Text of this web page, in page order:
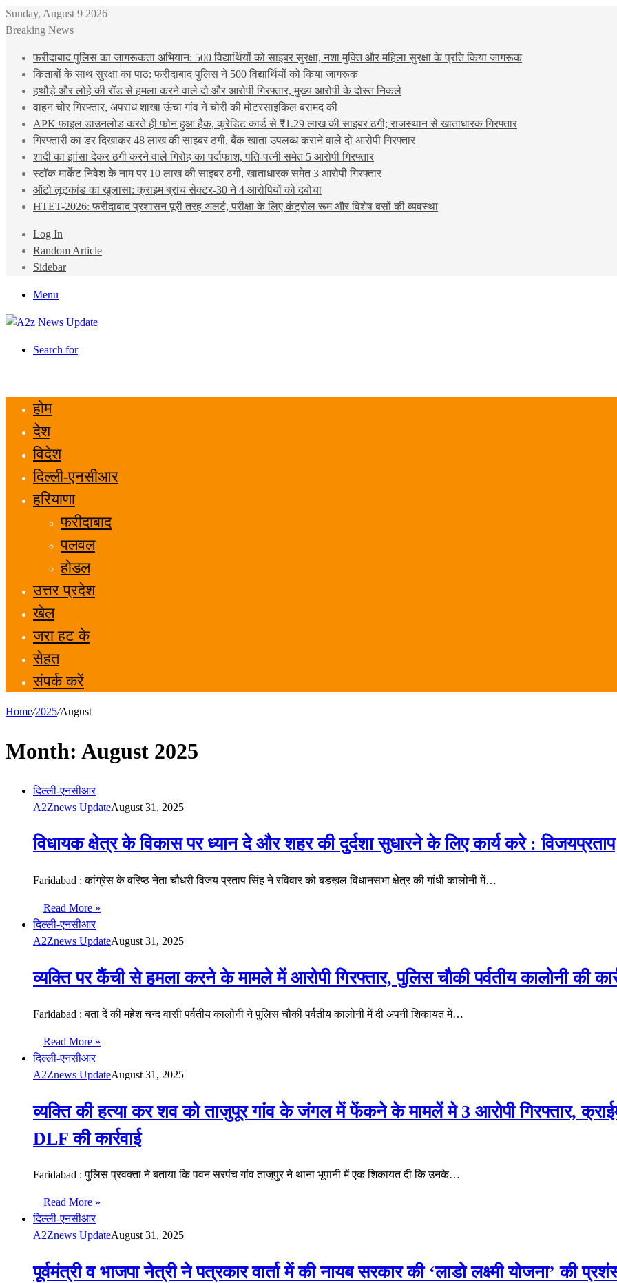
Sunday, August 9 2026
Breaking News
फरीदाबाद पुलिस का जागरूकता अभियान: 500 विद्यार्थियों को साइबर सुरक्षा, नशा मुक्ति और महिला सुरक्षा के प्रति किया जागरूक
किताबों के साथ सुरक्षा का पाठ: फरीदाबाद पुलिस ने 500 विद्यार्थियों को किया जागरूक
हथौड़े और लोहे की रॉड से हमला करने वाले दो और आरोपी गिरफ्तार, मुख्य आरोपी के दोस्त निकले
वाहन चोर गिरफ्तार, अपराध शाखा ऊंचा गांव ने चोरी की मोटरसाइकिल बरामद की
APK फ़ाइल डाउनलोड करते ही फोन हुआ हैक, क्रेडिट कार्ड से ₹1.29 लाख की साइबर ठगी; राजस्थान से खाताधारक गिरफ्तार
गिरफ्तारी का डर दिखाकर 48 लाख की साइबर ठगी, बैंक खाता उपलब्ध कराने वाले दो आरोपी गिरफ्तार
शादी का झांसा देकर ठगी करने वाले गिरोह का पर्दाफाश, पति-पत्नी समेत 5 आरोपी गिरफ्तार
स्टॉक मार्केट निवेश के नाम पर 10 लाख की साइबर ठगी, खाताधारक समेत 3 आरोपी गिरफ्तार
ऑटो लूटकांड का खुलासा: क्राइम ब्रांच सेक्टर-30 ने 4 आरोपियों को दबोचा
HTET-2026: फरीदाबाद प्रशासन पूरी तरह अलर्ट, परीक्षा के लिए कंट्रोल रूम और विशेष बसों की व्यवस्था
Log In
Random Article
Sidebar
Menu
Search for
होम
देश
विदेश
दिल्ली-एनसीआर
हरियाणा
फरीदाबाद
पलवल
होडल
उत्तर प्रदेश
खेल
जरा हट के
सेहत
संपर्क करें
Home/2025/August
Month: August 2025
दिल्ली-एनसीआर
A2Znews UpdateAugust 31, 2025
विधायक क्षेत्र के विकास पर ध्यान दे और शहर की दुर्दशा सुधारने के लिए कार्य करे : विजयप्रताप
Faridabad : कांग्रेस के वरिष्ठ नेता चौधरी विजय प्रताप सिंह ने रविवार को बडख़ल विधानसभा क्षेत्र की गांधी कालोनी में…
Read More »
दिल्ली-एनसीआर
A2Znews UpdateAugust 31, 2025
व्यक्ति पर कैंची से हमला करने के मामले में आरोपी गिरफ्तार, पुलिस चौकी पर्वतीय कालोनी की
Faridabad : बता दें की महेश चन्द वासी पर्वतीय कालोनी ने पुलिस चौकी पर्वतीय कालोनी में दी अपनी शिकायत में…
Read More »
दिल्ली-एनसीआर
A2Znews UpdateAugust 31, 2025
व्यक्ति की हत्या कर शव को ताजुपूर गांव के जंगल में फेंकने के मामलें मे 3 आरोपी गिरफ्तार,
DLF की कार्रवाई
Faridabad : पुलिस प्रवक्ता ने बताया कि पवन सरपंच गांव ताजूपुर ने थाना भूपानी में एक शिकायत दी कि उनके…
Read More »
दिल्ली-एनसीआर
A2Znews UpdateAugust 31, 2025
पूर्वमंत्री व भाजपा नेत्री ने पत्रकार वार्ता में की नायब सरकार की ‘लाडो लक्ष्मी योजना’ की